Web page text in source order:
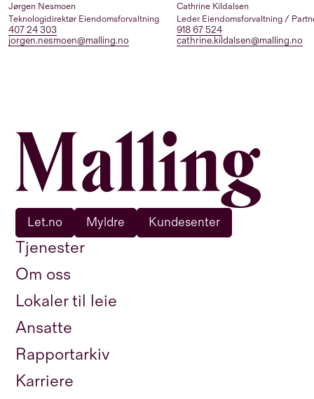
Jørgen Nesmoen
Teknologidirektør Eiendomsforvaltning
407 24 303
jorgen.nesmoen@malling.no
Cathrine Kildalsen
Leder Eiendomsforvaltning /
918 67 524
cathrine.kildalsen@malling.no
Tjenester
Om oss
Lokaler til leie
Ansatte
Rapportarkiv
Karriere
Let.no Myldre Kundesenter